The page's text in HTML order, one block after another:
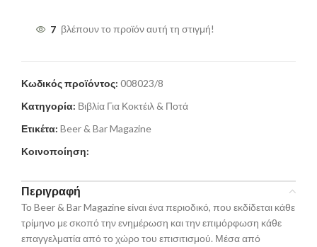
7 βλέπουν το προϊόν αυτή τη στιγμή!
Κωδικός προϊόντος: 008023/8
Κατηγορία: Βιβλία Για Κοκτέιλ & Ποτά
Ετικέτα: Beer & Bar Magazine
Κοινοποίηση:
Περιγραφή
Το Beer & Bar Magazine είναι ένα περιοδικό, που εκδίδεται κάθε
τρίμηνο με σκοπό την ενημέρωση και την επιμόρφωση κάθε
επαγγελματία από το χώρο του επισιτισμού. Μέσα από